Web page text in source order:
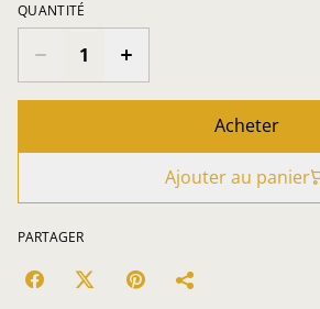
QUANTITÉ
Acheter
Ajouter au panier
PARTAGER